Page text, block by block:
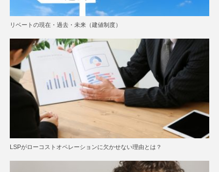
リベートの現在・過去・未来（建値制度）
LSPがローコストオペレーションに欠かせない理由とは？